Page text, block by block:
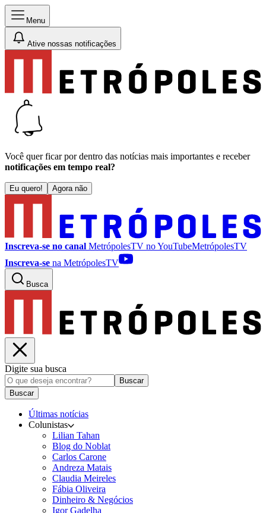
Menu
Ative nossas notificações
Você quer ficar por dentro das notícias mais importantes e receber
notificações em tempo real?
Eu quero! Agora não
Inscreva-se no canal MetrópolesTV noYouTubeMetrópolesTV
Inscreva-se na MetrópolesTV
Busca
Digite sua busca
Buscar
Buscar
Últimas notícias
Colunistas
Lilian Tahan
Blog do Noblat
Carlos Carone
Andreza Matais
Claudia Meireles
Fábia Oliveira
Dinheiro & Negócios
Igor Gadelha